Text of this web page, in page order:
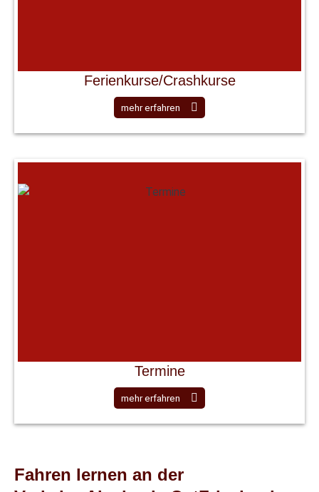
Ferienkurse/Crashkurse
mehr erfahren
Termine
mehr erfahren
Fahren lernen an der